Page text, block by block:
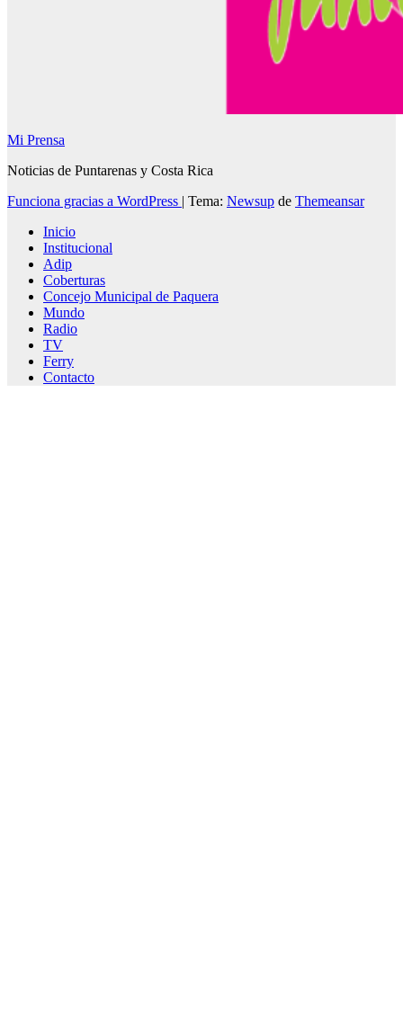
Mi Prensa
Noticias de Puntarenas y Costa Rica
Funciona gracias a WordPress | Tema: Newsup de Themeansar
Inicio
Institucional
Adip
Coberturas
Concejo Municipal de Paquera
Mundo
Radio
TV
Ferry
Contacto